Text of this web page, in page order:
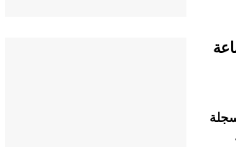
بالمملكة خلال الـ 24 ساعة